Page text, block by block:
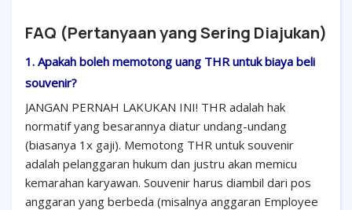
FAQ (Pertanyaan yang Sering Diajukan)
1. Apakah boleh memotong uang THR untuk biaya beli
souvenir?
JANGAN PERNAH LAKUKAN INI! THR adalah hak
normatif yang besarannya diatur undang-undang
(biasanya 1x gaji). Memotong THR untuk souvenir
adalah pelanggaran hukum dan justru akan memicu
kemarahan karyawan. Souvenir harus diambil dari pos
anggaran yang berbeda (misalnya anggaran Employee